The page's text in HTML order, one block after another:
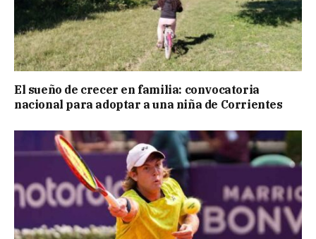
El sueño de crecer en familia: convocatoria
nacional para adoptar a una niña de Corrientes